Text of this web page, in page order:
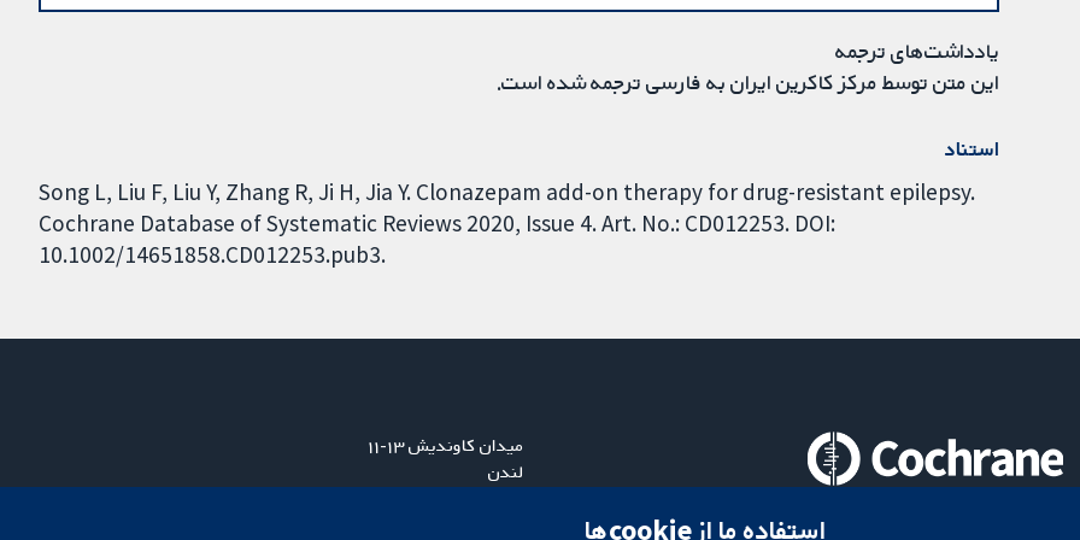
یادداشت‌های ترجمه
این متن توسط مرکز کاکرین ایران به فارسی ترجمه شده است.
استناد
Song L, Liu F, Liu Y, Zhang R, Ji H, Jia Y. Clonazepam add-on therapy for drug-resistant epilepsy.
Cochrane Database of Systematic Reviews 2020, Issue 4. Art. No.: CD012253. DOI:
10.1002/14651858.CD012253.pub3.
میدان کاوندیش ۱۳-۱۱
لندن
استفاده ما از cookie‌ها